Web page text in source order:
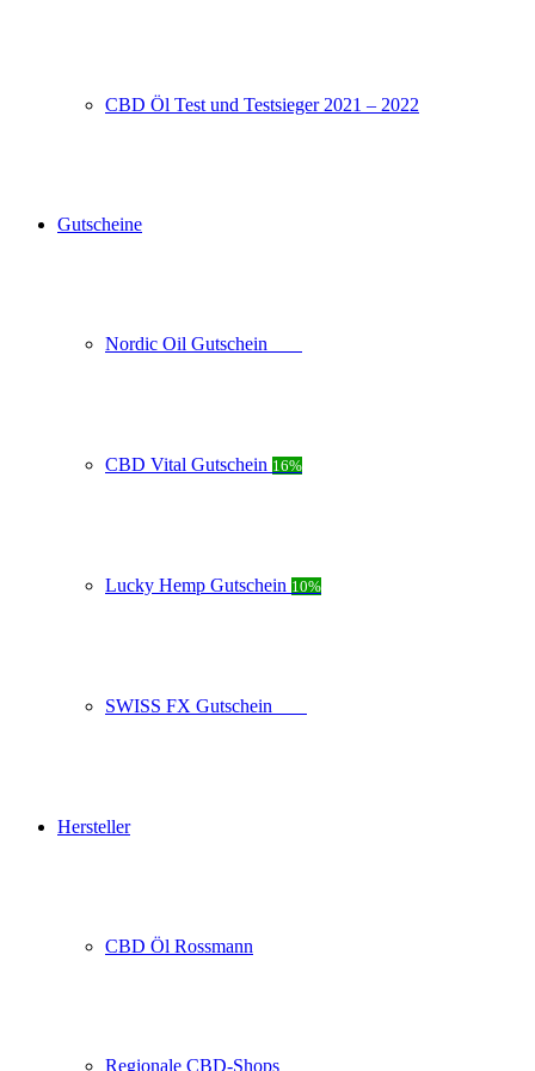
CBD Öl Test und Testsieger 2021 – 2022
Gutscheine
Nordic Oil Gutschein
CBD Vital Gutschein 16%
Lucky Hemp Gutschein 10%
SWISS FX Gutschein
Hersteller
CBD Öl Rossmann
Regionale CBD-Shops